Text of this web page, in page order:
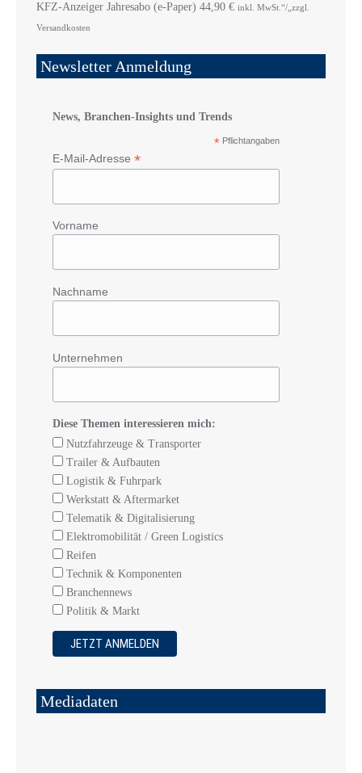
KFZ-Anzeiger Jahresabo (e-Paper) 44,90 € inkl. MwSt.“/„zzgl.
Versandkosten
Newsletter Anmeldung
News, Branchen-Insights und Trends
* Pflichtangaben
E-Mail-Adresse *
Vorname
Nachname
Unternehmen
Diese Themen interessieren mich:
Nutzfahrzeuge & Transporter
Trailer & Aufbauten
Logistik & Fuhrpark
Werkstatt & Aftermarket
Telematik & Digitalisierung
Elektromobilität / Green Logistics
Reifen
Technik & Komponenten
Branchennews
Politik & Markt
Mediadaten